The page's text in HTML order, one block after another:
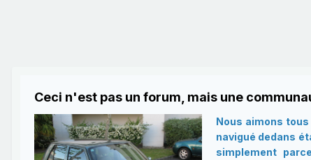
Ceci n'est pas un forum, mais une
Nous aimons
navigué dedans
simplement